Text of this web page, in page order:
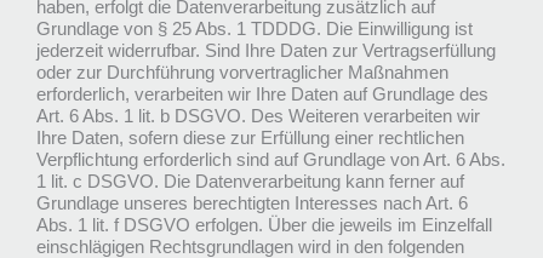
haben, erfolgt die Datenverarbeitung zusätzlich auf
Grundlage von § 25 Abs. 1 TDDDG. Die Einwilligung ist
jederzeit widerrufbar. Sind Ihre Daten zur Vertragserfüllung
oder zur Durchführung vorvertraglicher Maßnahmen
erforderlich, verarbeiten wir Ihre Daten auf Grundlage des
Art. 6 Abs. 1 lit. b DSGVO. Des Weiteren verarbeiten wir
Ihre Daten, sofern diese zur Erfüllung einer rechtlichen
Verpflichtung erforderlich sind auf Grundlage von Art. 6 Abs.
1 lit. c DSGVO. Die Datenverarbeitung kann ferner auf
Grundlage unseres berechtigten Interesses nach Art. 6
Abs. 1 lit. f DSGVO erfolgen. Über die jeweils im Einzelfall
einschlägigen Rechtsgrundlagen wird in den folgenden